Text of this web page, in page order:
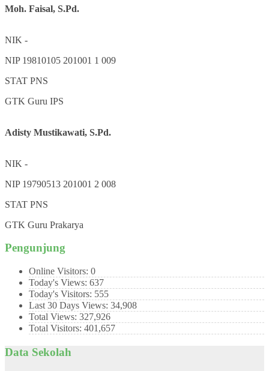
Moh. Faisal, S.Pd.
NIK -
NIP 19810105 201001 1 009
STAT PNS
GTK Guru IPS
Adisty Mustikawati, S.Pd.
NIK -
NIP 19790513 201001 2 008
STAT PNS
GTK Guru Prakarya
Pengunjung
Online Visitors: 0
Today's Views: 637
Today's Visitors: 555
Last 30 Days Views: 34,908
Total Views: 327,926
Total Visitors: 401,657
Data Sekolah